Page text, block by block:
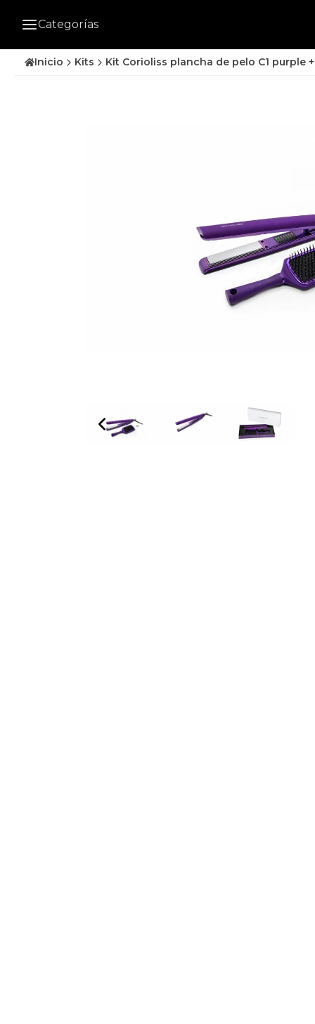
Categorías
Inicio Kits Kit Corioliss plancha de pelo C1 purple